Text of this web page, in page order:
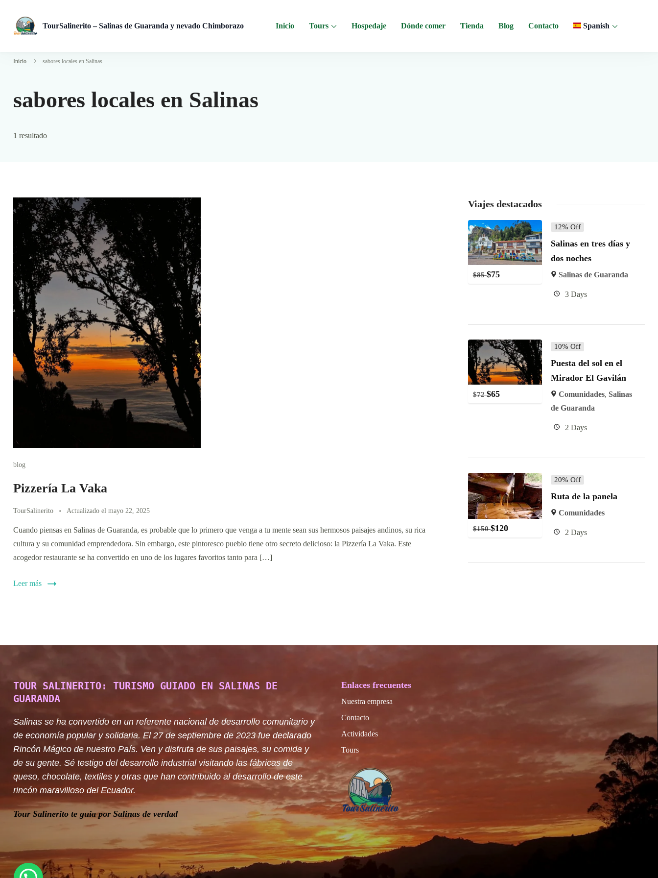
TourSalinerito – Salinas de Guaranda y nevado Chimborazo Inicio Tours Hospedaje Dónde comer Tienda Blog Contacto Spanish
Inicio sabores locales en Salinas
sabores locales en Salinas
1 resultado
blog
Pizzería La Vaka
TourSalinerito Actualizado el mayo 22, 2025
Cuando piensas en Salinas de Guaranda, es probable que lo primero que venga a tu mente sean sus hermosos paisajes andinos, su rica
cultura y su comunidad emprendedora. Sin embargo, este pintoresco pueblo tiene otro secreto delicioso: la Pizzería La Vaka. Este
acogedor restaurante se ha convertido en uno de los lugares favoritos tanto para […]
Leer más
Viajes destacados
$85 $75
12% Off
Salinas en tres días y
dos noches
Salinas de Guaranda
3 Days
$72 $65
10% Off
Puesta del sol en el
Mirador El Gavilán
Comunidades, Salinas
de Guaranda
2 Days
$150 $120
20% Off
Ruta de la panela
Comunidades
2 Days
TOUR SALINERITO: TURISMO GUIADO EN SALINAS DE
GUARANDA
Salinas se ha convertido en un referente nacional de desarrollo comunitario y
de economía popular y solidaria. El 27 de septiembre de 2023 fue declarado
Rincón Mágico de nuestro País. Ven y disfruta de sus paisajes, su comida y
de su gente. Sé testigo del desarrollo industrial visitando las fábricas de
queso, chocolate, textiles y otras que han contribuido al desarrollo de este
rincón maravilloso del Ecuador.
Tour Salinerito te guia por Salinas de verdad
Enlaces frecuentes
Nuestra empresa
Contacto
Actividades
Tours